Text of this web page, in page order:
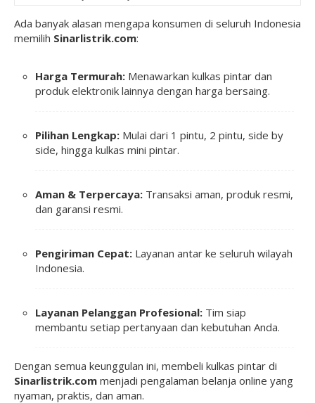
Ada banyak alasan mengapa konsumen di seluruh Indonesia
memilih Sinarlistrik.com:
Harga Termurah: Menawarkan kulkas pintar dan
produk elektronik lainnya dengan harga bersaing.
Pilihan Lengkap: Mulai dari 1 pintu, 2 pintu, side by
side, hingga kulkas mini pintar.
Aman & Terpercaya: Transaksi aman, produk resmi,
dan garansi resmi.
Pengiriman Cepat: Layanan antar ke seluruh wilayah
Indonesia.
Layanan Pelanggan Profesional: Tim siap
membantu setiap pertanyaan dan kebutuhan Anda.
Dengan semua keunggulan ini, membeli kulkas pintar di
Sinarlistrik.com menjadi pengalaman belanja online yang
nyaman, praktis, dan aman.